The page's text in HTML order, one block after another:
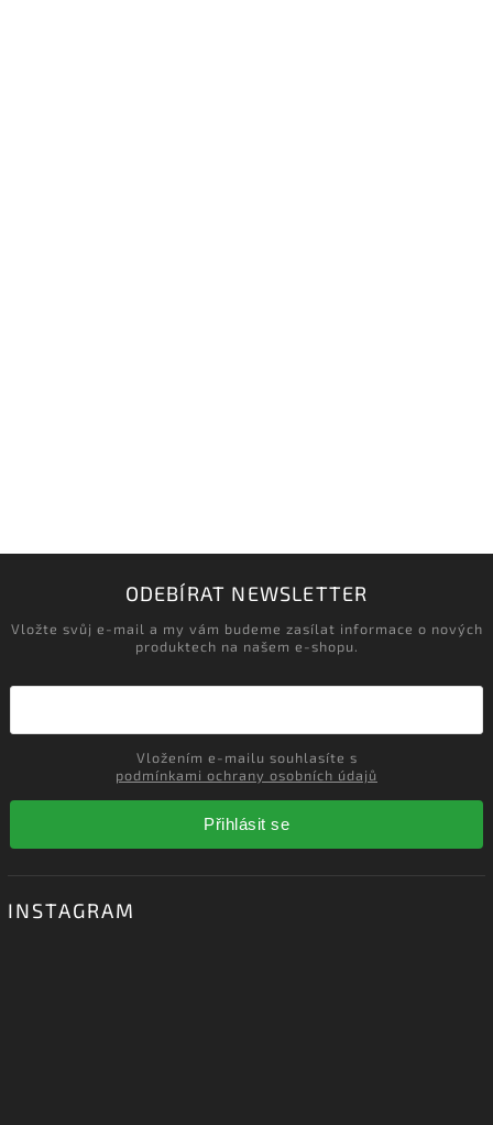
Načítám realizace…
ODEBÍRAT NEWSLETTER
produktech na našem e-shopu.
Vložením e-mailu souhlasíte s